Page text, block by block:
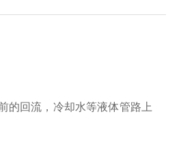
的回流，冷却水等液体管路上